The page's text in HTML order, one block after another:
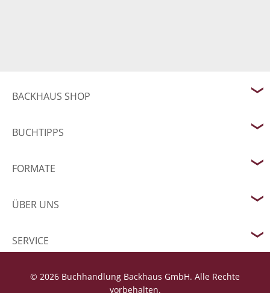
BACKHAUS SHOP
BUCHTIPPS
FORMATE
ÜBER UNS
SERVICE
© 2026 Buchhandlung Backhaus GmbH. Alle Rechte
vorbehalten.